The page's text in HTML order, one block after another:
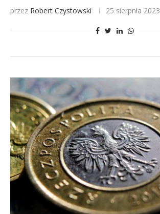
przez Robert Czystowski 25 sierpnia 2023